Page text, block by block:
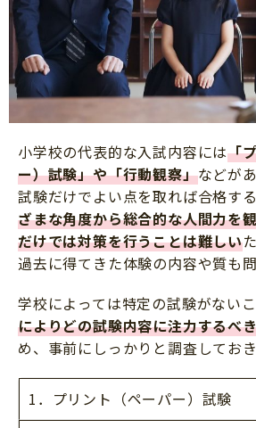
小学校の代表的な入試内容には「
ー）試験」や「行動観察」などが
試験だけでよい点を取れば合格す
ざまな角度から総合的な人間力を
だけでは対策を行うことは難しい
過去に得てきた体験の内容や質も問
学校によっては特定の試験がないこ
によりどの試験内容に注力するべ
め、事前にしっかりと調査しておき
1．プリント（ペーパー）試験